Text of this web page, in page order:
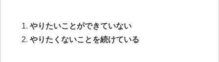
やりたいことができていない
やりたくないことを続けている